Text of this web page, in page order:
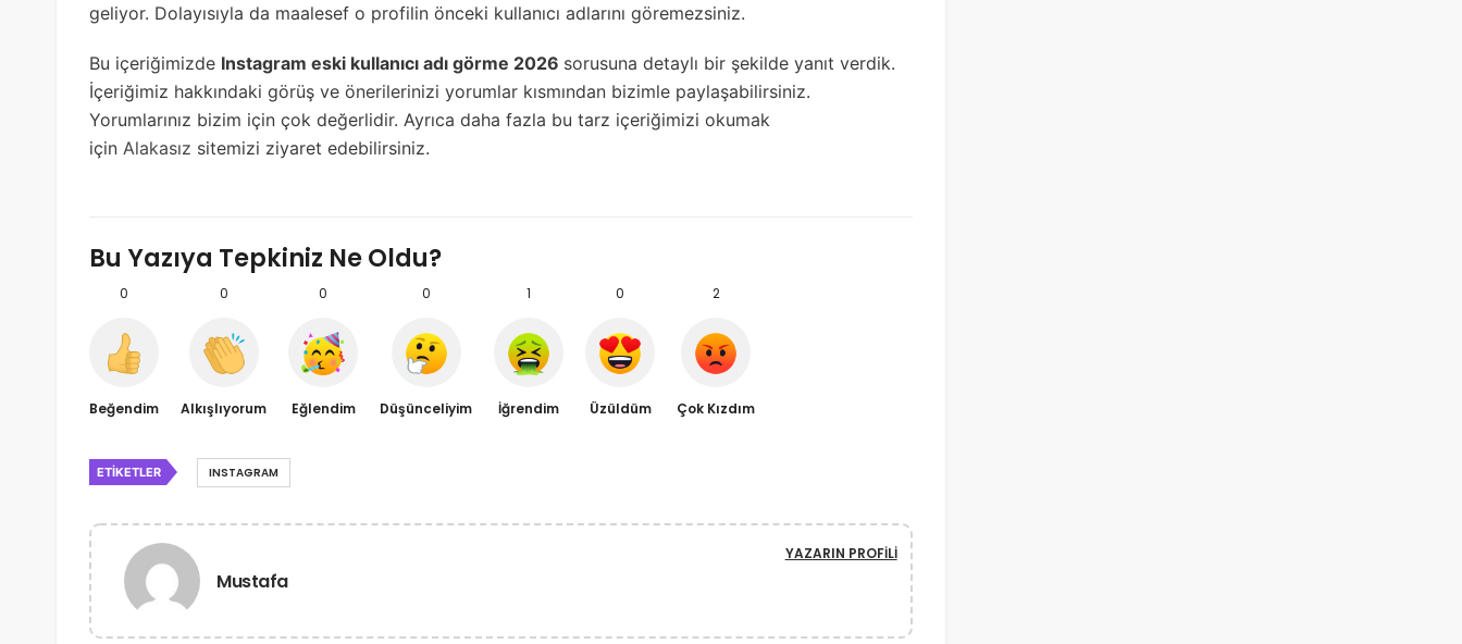
geliyor. Dolayısıyla da maalesef o profilin önceki kullanıcı adlarını göremezsiniz.
Bu içeriğimizde Instagram eski kullanıcı adı görme 2026 sorusuna detaylı bir şekilde yanıt verdik.
İçeriğimiz hakkındaki görüş ve önerilerinizi yorumlar kısmından bizimle paylaşabilirsiniz.
Yorumlarınız bizim için çok değerlidir. Ayrıca daha fazla bu tarz içeriğimizi okumak
için Alakasız sitemizi ziyaret edebilirsiniz.
Bu Yazıya Tepkiniz Ne Oldu?
0
Beğendim
0
Alkışlıyorum
0
Eğlendim
0
Düşünceliyim
1
İğrendim
0
Üzüldüm
2
Çok Kızdım
ETIKETLER INSTAGRAM
Mustafa
YAZARIN PROFILI